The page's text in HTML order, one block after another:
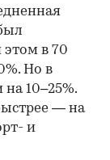
этом в 70
Но в
10–25%.
— на
и